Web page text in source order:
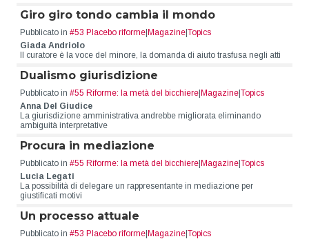
Giro giro tondo cambia il mondo
Pubblicato in #53 Placebo riforme|Magazine|Topics
Giada Andriolo
Il curatore è la voce del minore, la domanda di aiuto trasfusa negli atti
Dualismo giurisdizione
Pubblicato in #55 Riforme: la metà del bicchiere|Magazine|Topics
Anna Del Giudice
La giurisdizione amministrativa andrebbe migliorata eliminando
ambiguità interpretative
Procura in mediazione
Pubblicato in #55 Riforme: la metà del bicchiere|Magazine|Topics
Lucia Legati
La possibilità di delegare un rappresentante in mediazione per
giustificati motivi
Un processo attuale
Pubblicato in #53 Placebo riforme|Magazine|Topics